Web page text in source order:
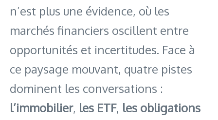
n’est plus une évidence, où les
marchés financiers oscillent entre
opportunités et incertitudes. Face à
ce paysage mouvant, quatre pistes
dominent les conversations :
l’immobilier, les ETF, les obligations